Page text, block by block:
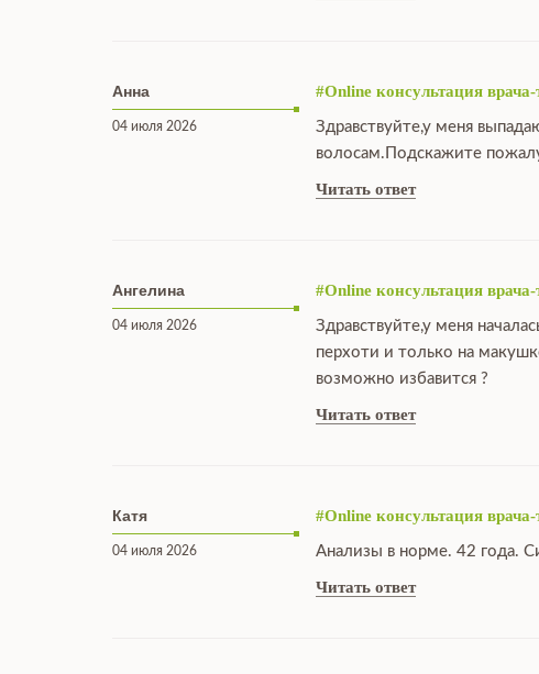
Анна
04 июля 2026
#Online консультация врача-
Здравствуйте,у меня
волосам.Подскажите
Читать ответ
Ангелина
04 июля 2026
#Online консультация врача-
Здравствуйте,у меня
перхоти и только на
возможно избавится ?
Читать ответ
Катя
04 июля 2026
#Online консультация врача-
Анализы в норме. 42 года.
Читать ответ